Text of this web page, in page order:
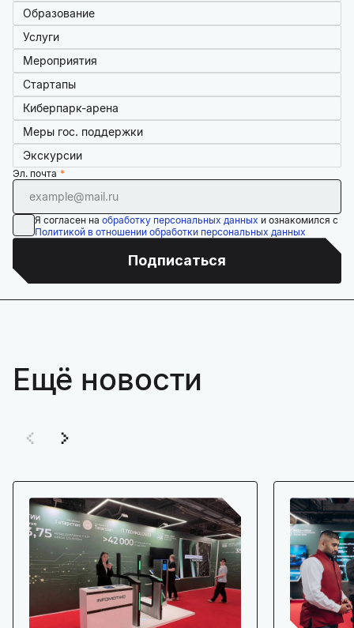
Образование
Услуги
Мероприятия
Стартапы
Киберпарк-арена
Меры гос. поддержки
Экскурсии
Эл. почта
Я согласен на обработку персональных данных и ознакомился с
Политикой в отношении обработки персональных данных
Подписаться
Ещё новости